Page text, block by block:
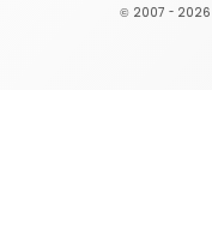
© 2007 - 2026